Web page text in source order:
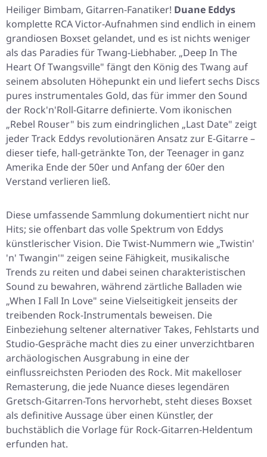
Heiliger Bimbam, Gitarren-Fanatiker! Duane Eddys
komplette RCA Victor-Aufnahmen sind endlich in einem
grandiosen Boxset gelandet, und es ist nichts weniger
als das Paradies für Twang-Liebhaber. „Deep In The
Heart Of Twangsville" fängt den König des Twang auf
seinem absoluten Höhepunkt ein und liefert sechs Discs
pures instrumentales Gold, das für immer den Sound
der Rock'n'Roll-Gitarre definierte. Vom ikonischen
„Rebel Rouser" bis zum eindringlichen „Last Date" zeigt
jeder Track Eddys revolutionären Ansatz zur E-Gitarre –
dieser tiefe, hall-getränkte Ton, der Teenager in ganz
Amerika Ende der 50er und Anfang der 60er den
Verstand verlieren ließ.
Diese umfassende Sammlung dokumentiert nicht nur
Hits; sie offenbart das volle Spektrum von Eddys
künstlerischer Vision. Die Twist-Nummern wie „Twistin'
'n' Twangin'" zeigen seine Fähigkeit, musikalische
Trends zu reiten und dabei seinen charakteristischen
Sound zu bewahren, während zärtliche Balladen wie
„When I Fall In Love" seine Vielseitigkeit jenseits der
treibenden Rock-Instrumentals beweisen. Die
Einbeziehung seltener alternativer Takes, Fehlstarts und
Studio-Gespräche macht dies zu einer unverzichtbaren
archäologischen Ausgrabung in eine der
einflussreichsten Perioden des Rock. Mit makelloser
Remasterung, die jede Nuance dieses legendären
Gretsch-Gitarren-Tons hervorhebt, steht dieses Boxset
als definitive Aussage über einen Künstler, der
buchstäblich die Vorlage für Rock-Gitarren-Heldentum
erfunden hat.